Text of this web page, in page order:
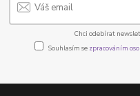
Chci odebírat
Souhlasím se zpracováním